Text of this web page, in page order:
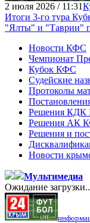
2 июля 2026 / 11:31
Итоги 3-го тура
"Ялты" и "Таврии"
Новости КФС
Чемпионат
Кубок КФС
Судейские
Протоколы
Решения
Решения АК
Решения и
Новости
Мультимедиа
Ожидание